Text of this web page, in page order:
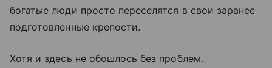
богатые люди просто переселятся в свои заранее
подготовленные крепости.
Хотя и здесь не обошлось без проблем.